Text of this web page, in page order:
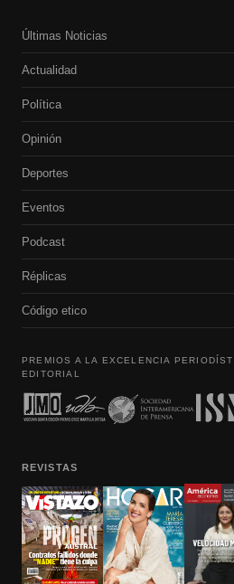
Últimas Noticias
Actualidad
Política
Opinión
Deportes
Eventos
Podcast
Réplicas
Código etico
PREMIOS A LA EXCELENCIA
EDITORIAL
REVISTAS